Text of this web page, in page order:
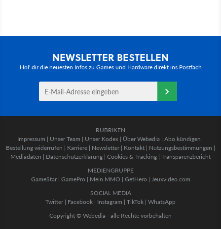
NEWSLETTER BESTELLEN
Hol' dir die neuesten Infos zu Games und Hardware direkt ins Postfach
RUBRIKEN
Impressum | Unser Team | Unser Kodex | Über Webedia | Abo kündigen |
Bestellung widerrufen | Karriere | Newsletter | Kontakt | Nutzungsbestimmungen |
Mediadaten | Datenschutzerklärung | Cookies & Tracking | Transparenzbericht
MEDIENGRUPPE
GameStar| GamePro | Mein MMO | GetHero | Jeuxvideo.com
SOCIAL MEDIA
Twitter | Facebook | Instagram | TikTok | WhatsApp
Copyright © Webedia - alle Rechte vorbehalten